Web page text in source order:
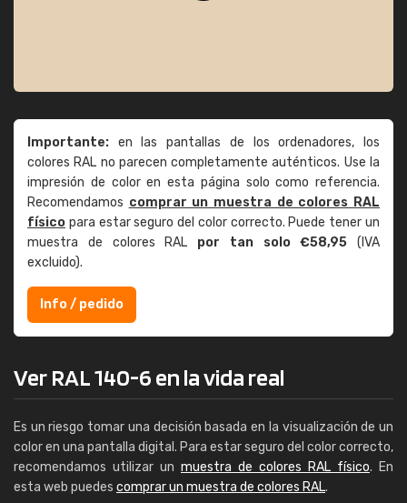
Importante: en las pantallas de los ordenadores, los
colores RAL no parecen completamente auténticos. Use la
impresión de color en esta página solo como referencia.
Recomendamos comprar un muestra de colores RAL
físico para estar seguro del color correcto. Puede tener un
muestra de colores RAL por tan solo €58,95 (IVA
excluido).
Info / pedido
Ver RAL 140-6 en la vida real
Es un riesgo tomar una decisión basada en la visualización de un
color en una pantalla digital. Para estar seguro del color correcto,
recomendamos utilizar un muestra de colores RAL físico. En
esta web puedes comprar un muestra de colores RAL.